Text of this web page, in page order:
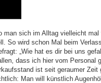
man sich im Alltag vielleicht
So wird schon Mal beim
„Wie hat es dir bei uns
dass ich hier vom Personal
ist seit geraumer Zeit
Man will künstlich